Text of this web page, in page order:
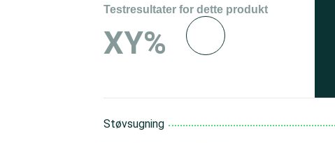
Testresultater for dette produkt
XY%
Støvsugning